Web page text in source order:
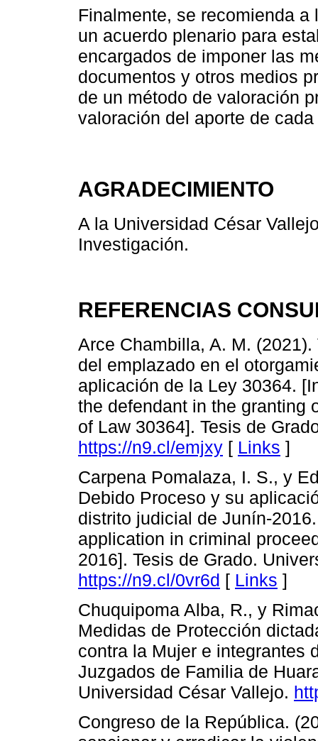
Finalmente, se recomienda
un acuerdo plenario para
encargados de imponer las
documentos y otros medios
de un método de valoración
valoración del aporte de
AGRADECIMIENTO
A la Universidad César
Investigación.
REFERENCIAS
Arce Chambilla, A. M.
del emplazado en el
aplicación de la Ley 30364.
the defendant in the granting
of Law 30364]. Tesis de
https://n9.cl/emjxy [ Links ]
Carpena Pomalaza, I. S., y
Debido Proceso y su
distrito judicial de Junín-
application in criminal
2016]. Tesis de Grado.
https://n9.cl/0vr6d [ Links ]
Chuquipoma Alba, R., y
Medidas de Protección
contra la Mujer e integrantes
Juzgados de Familia de
Universidad César Vallejo.
Congreso de la República.